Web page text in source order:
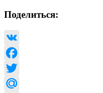
Поделиться:
VK
Facebook
Twitter